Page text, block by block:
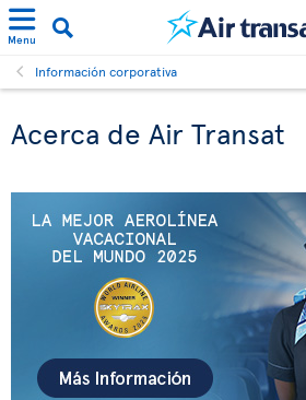
Menu
Información corporativa
Acerca de Air Transat